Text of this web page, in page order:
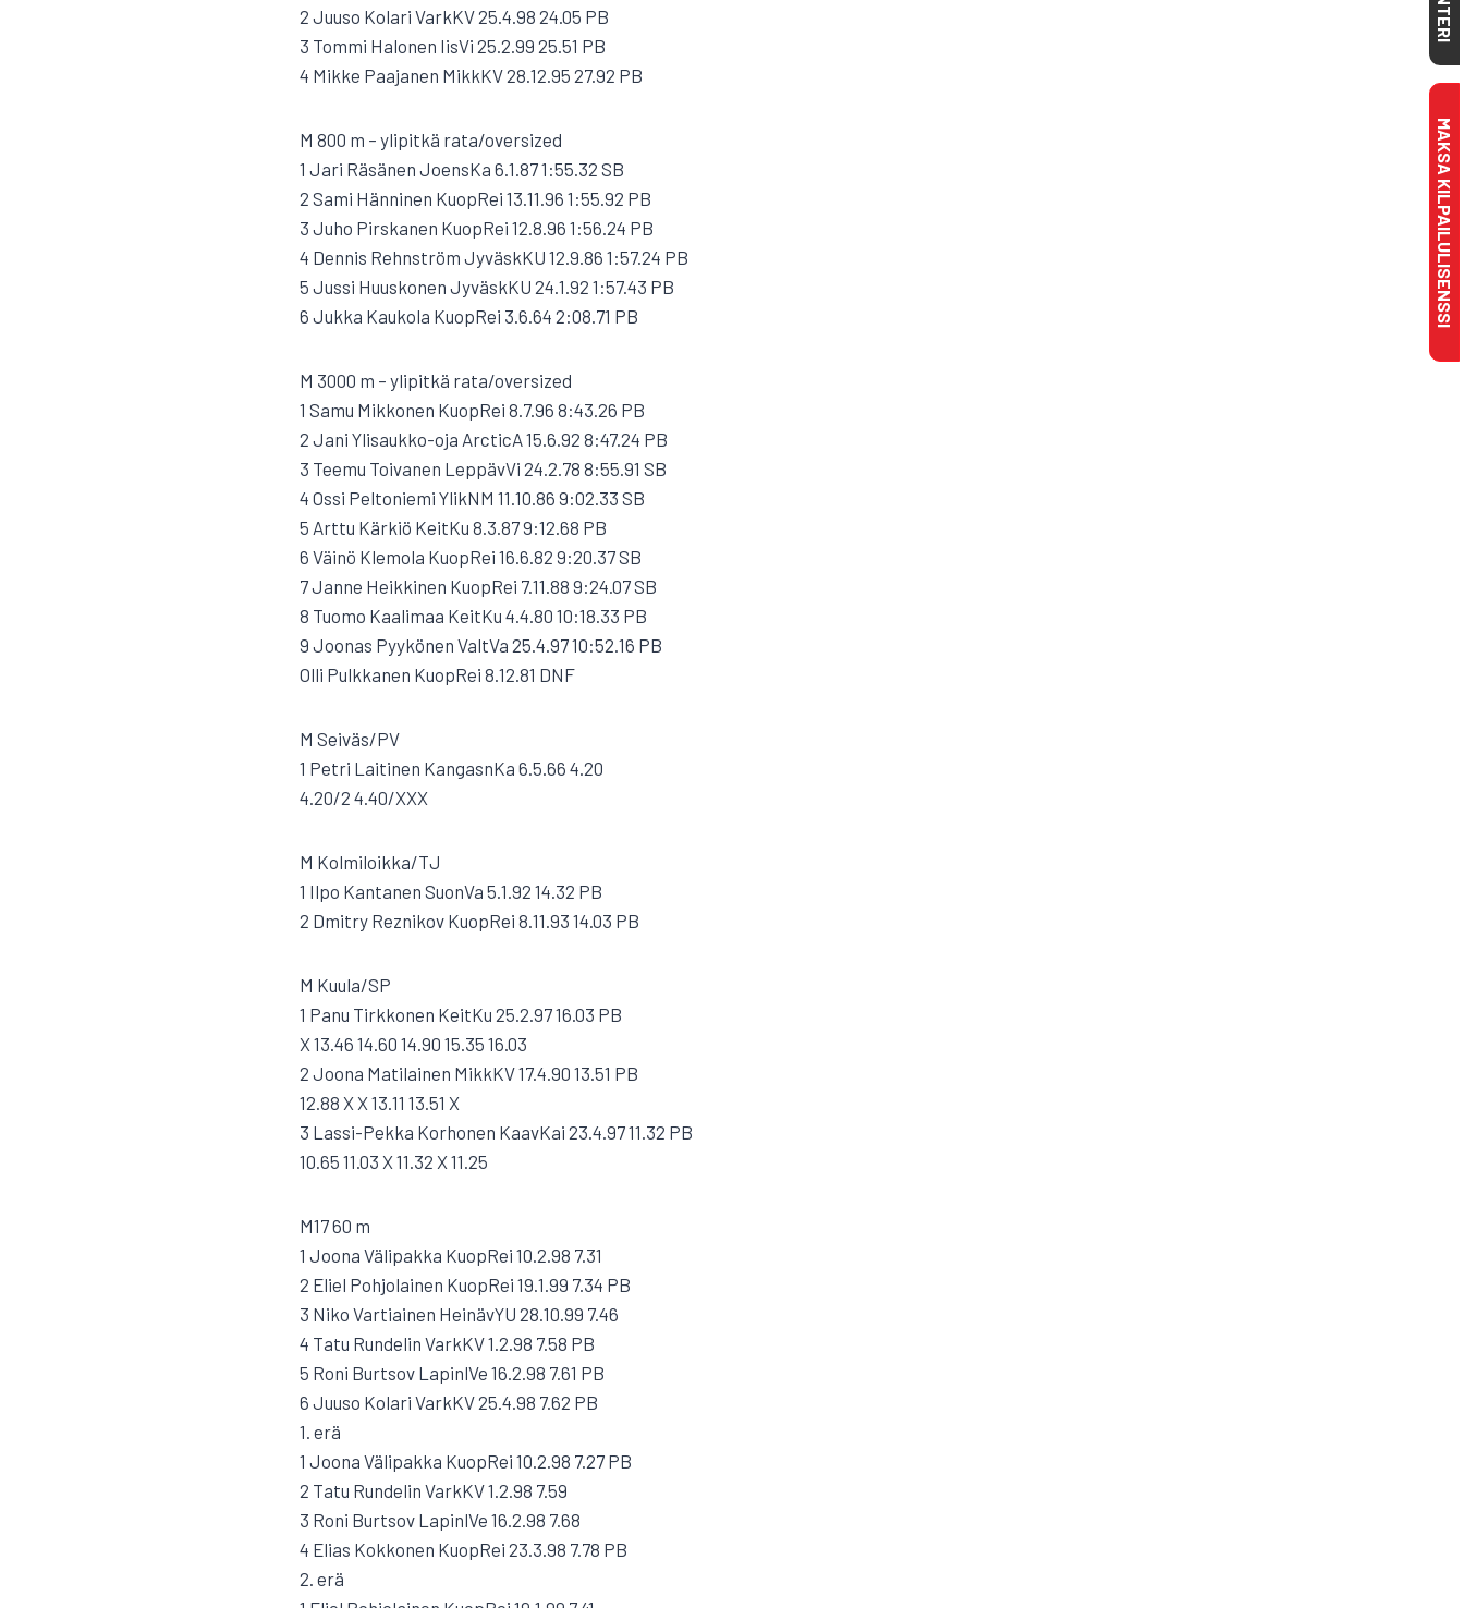
2 Juuso Kolari VarkKV 25.4.98 24.05 PB
3 Tommi Halonen IisVi 25.2.99 25.51 PB
4 Mikke Paajanen MikkKV 28.12.95 27.92 PB
M 800 m – ylipitkä rata/oversized
1 Jari Räsänen JoensKa 6.1.87 1:55.32 SB
2 Sami Hänninen KuopRei 13.11.96 1:55.92 PB
3 Juho Pirskanen KuopRei 12.8.96 1:56.24 PB
4 Dennis Rehnström JyväskKU 12.9.86 1:57.24 PB
5 Jussi Huuskonen JyväskKU 24.1.92 1:57.43 PB
6 Jukka Kaukola KuopRei 3.6.64 2:08.71 PB
M 3000 m – ylipitkä rata/oversized
1 Samu Mikkonen KuopRei 8.7.96 8:43.26 PB
2 Jani Ylisaukko-oja ArcticA 15.6.92 8:47.24 PB
3 Teemu Toivanen LeppävVi 24.2.78 8:55.91 SB
4 Ossi Peltoniemi YlikNM 11.10.86 9:02.33 SB
5 Arttu Kärkiö KeitKu 8.3.87 9:12.68 PB
6 Väinö Klemola KuopRei 16.6.82 9:20.37 SB
7 Janne Heikkinen KuopRei 7.11.88 9:24.07 SB
8 Tuomo Kaalimaa KeitKu 4.4.80 10:18.33 PB
9 Joonas Pyykönen ValtVa 25.4.97 10:52.16 PB
Olli Pulkkanen KuopRei 8.12.81 DNF
M Seiväs/PV
1 Petri Laitinen KangasnKa 6.5.66 4.20
4.20/2 4.40/XXX
M Kolmiloikka/TJ
1 Ilpo Kantanen SuonVa 5.1.92 14.32 PB
2 Dmitry Reznikov KuopRei 8.11.93 14.03 PB
M Kuula/SP
1 Panu Tirkkonen KeitKu 25.2.97 16.03 PB
X 13.46 14.60 14.90 15.35 16.03
2 Joona Matilainen MikkKV 17.4.90 13.51 PB
12.88 X X 13.11 13.51 X
3 Lassi-Pekka Korhonen KaavKai 23.4.97 11.32 PB
10.65 11.03 X 11.32 X 11.25
M17 60 m
1 Joona Välipakka KuopRei 10.2.98 7.31
2 Eliel Pohjolainen KuopRei 19.1.99 7.34 PB
3 Niko Vartiainen HeinävYU 28.10.99 7.46
4 Tatu Rundelin VarkKV 1.2.98 7.58 PB
5 Roni Burtsov LapinlVe 16.2.98 7.61 PB
6 Juuso Kolari VarkKV 25.4.98 7.62 PB
1. erä
1 Joona Välipakka KuopRei 10.2.98 7.27 PB
2 Tatu Rundelin VarkKV 1.2.98 7.59
3 Roni Burtsov LapinlVe 16.2.98 7.68
4 Elias Kokkonen KuopRei 23.3.98 7.78 PB
2. erä
MAKSA KILPAILULISENSSI